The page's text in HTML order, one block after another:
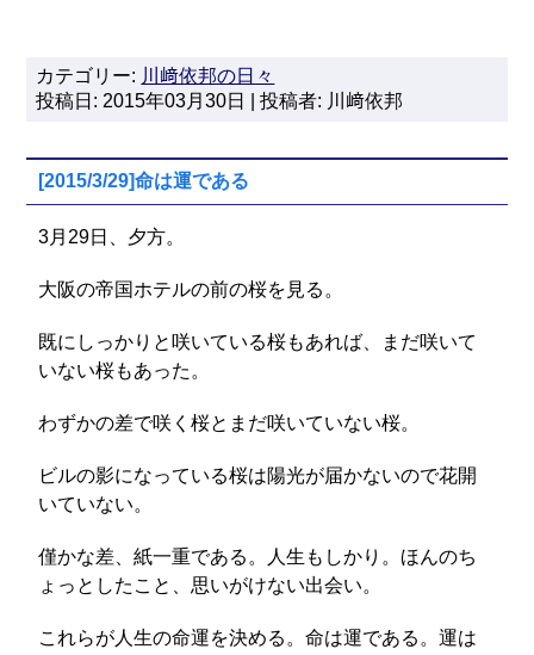
カテゴリー: 川﨑依邦の日々
投稿日: 2015年03月30日 | 投稿者: 川﨑依邦
[2015/3/29]命は運である
3月29日、夕方。
大阪の帝国ホテルの前の桜を見る。
既にしっかりと咲いている桜もあれば、まだ咲いて
いない桜もあった。
わずかの差で咲く桜とまだ咲いていない桜。
ビルの影になっている桜は陽光が届かないので花開
いていない。
僅かな差、紙一重である。人生もしかり。ほんのち
ょっとしたこと、思いがけない出会い。
これらが人生の命運を決める。命は運である。運は